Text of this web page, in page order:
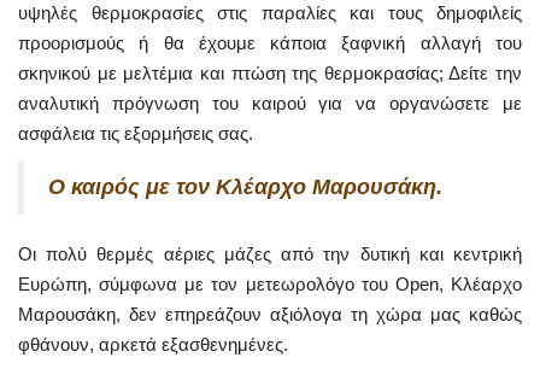
υψηλές θερμοκρασίες στις παραλίες και τους δημοφιλείς
προορισμούς ή θα έχουμε κάποια ξαφνική αλλαγή του
σκηνικού με μελτέμια και πτώση της θερμοκρασίας; Δείτε την
αναλυτική πρόγνωση του καιρού για να οργανώσετε με
ασφάλεια τις εξορμήσεις σας.
Ο καιρός με τον Κλέαρχο Μαρουσάκη.
Οι πολύ θερμές αέριες μάζες από την δυτική και κεντρική
Ευρώπη, σύμφωνα με τον μετεωρολόγο του Open, Κλέαρχο
Μαρουσάκη, δεν επηρεάζουν αξιόλογα τη χώρα μας καθώς
φθάνουν, αρκετά εξασθενημένες.